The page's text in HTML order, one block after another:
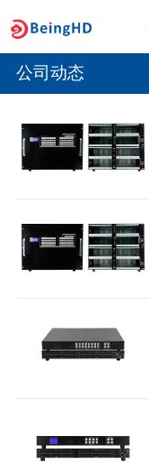
公司动态